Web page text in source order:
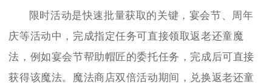
限时活动是快速批量获取的关键，宴会节、周年
庆等活动中，完成指定任务可直接领取返老还童魔
法，例如宴会节帮助帽匠的委托任务，完成后可直接
获得该魔法。魔法商店双倍活动期间，兑换返老还童